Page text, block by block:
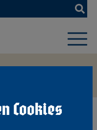
Cookies